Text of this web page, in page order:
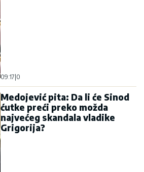
09:17|0
Medojević pita: Da li će Sinod
ćutke preći preko možda
najvećeg skandala vladike
Grigorija?